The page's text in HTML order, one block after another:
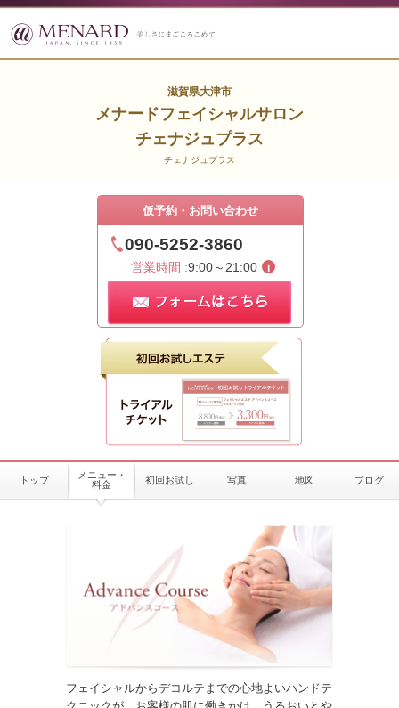
滋賀県大津市
メナードフェイシャルサロン
チェナジュプラス
チェナジュプラス
仮予約・お問い合わせ
090-5252-3860
営業時間 :9:00～21:00
トップ
メニュー・
料金
初回お試し 写真 地図 ブログ
フェイシャルからデコルテまでの心地よいハンドテ